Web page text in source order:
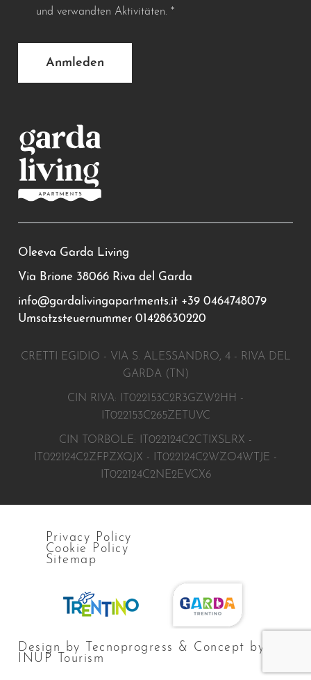
Oleeva Garda Living
Via Brione 38066 Riva del Garda
info@gardalivingapartments.it +39 0464748079
Umsatzsteuernummer 01428630220
und verwandten Aktivitäten.*
Anmleden
CRETTI EGIDIO - VIA S. ALESSANDRO, 4 - RIVA DEL
GARDA (TN)
CIN RIVA: IT022153C2R3GZW2HH -
IT022153C265ZETUVC
CIN TORBOLE: IT022124C2CTIXSLRX -
IT022124C2ZFPZXQJX - IT022124C2WZO4WTJE -
IT022124C2NE2EVCX6
Privacy Policy
Cookie Policy
Sitemap
Design by Tecnoprogress & Concept by
INUP Tourism